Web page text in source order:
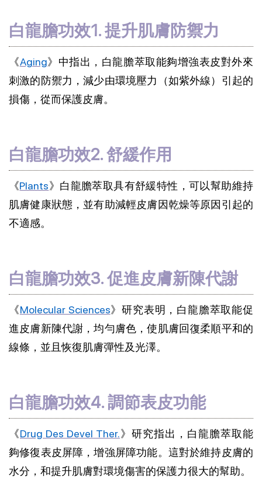
白龍膽功效1. 提升肌膚防禦力
《Aging》中指出，白龍膽萃取能夠增強表皮對外來
刺激的防禦力，減少由環境壓力（如紫外線）引起的
損傷，從而保護皮膚。
白龍膽功效2. 舒緩作用
《Plants》白龍膽萃取具有舒緩特性，可以幫助維持
肌膚健康狀態，並有助減輕皮膚因乾燥等原因引起的
不適感。
白龍膽功效3. 促進皮膚新陳代謝
《Molecular Sciences》研究表明，白龍膽萃取能促
進皮膚新陳代謝，均勻膚色，使肌膚回復柔順平和的
線條，並且恢復肌膚彈性及光澤。
白龍膽功效4. 調節表皮功能
《Drug Des Devel Ther.》研究指出，白龍膽萃取能
夠修復表皮屏障，增強屏障功能。這對於維持皮膚的
水分，和提升肌膚對環境傷害的保護力很大的幫助。